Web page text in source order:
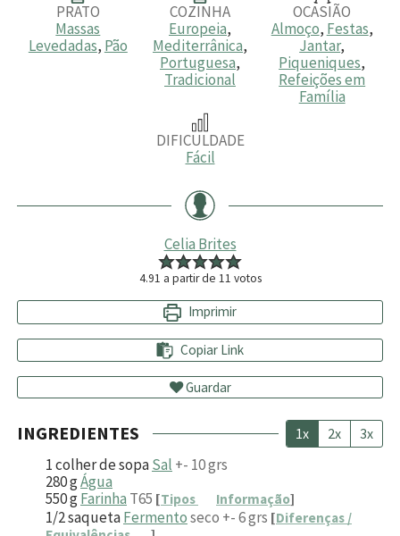
PRATO
Massas
Levedadas, Pão
COZINHA
Europeia,
Mediterrânica,
Portuguesa,
Tradicional
OCASIÃO
Almoço, Festas,
Jantar,
Piqueniques,
Refeições em
Família
DIFICULDADE
Fácil
Celia Brites
4.91 a partir de 11 votos
Imprimir
Copiar Link
Guardar
INGREDIENTES 1x 2x 3x
1colher de sopaSal +- 10 grs
280gÁgua
550gFarinha T65 [Tipos Informação]
1/2saquetaFermentoseco +- 6 grs [Diferenças /